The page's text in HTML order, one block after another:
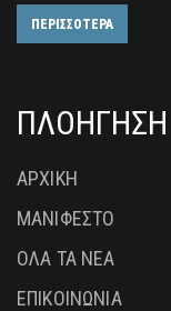
ΠΕΡΙΣΣΟΤΕΡΑ
ΠΛΟΗΓΗΣΗ
ΑΡΧΙΚΗ
ΜΑΝΙΦΕΣΤΟ
ΟΛΑ ΤΑ ΝΕΑ
ΕΠΙΚΟΙΝΩΝΙΑ